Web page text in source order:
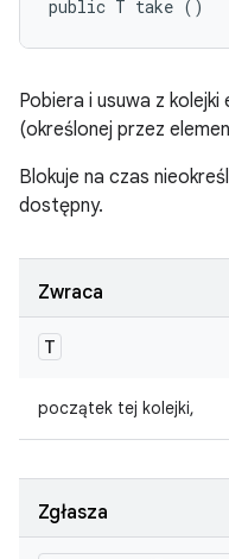
public T take ()
Pobiera i usuwa z
(określonej przez
Blokuje na czas
dostępny.
Zwraca
T
początek tej kolejki,
Zgłasza